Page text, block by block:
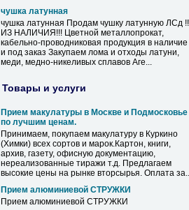
чушка латунная
чушка латунная Продам чушку латунную ЛСд
ИЗ НАЛИЧИЯ!!! Цветной металлопрокат,
кабельно-проводниковая продукция в наличие
и под заказ Закупаем лома и отходы латуни,
меди, медно-никеливых сплавов Аге...
Товары и услуги
Прием макулатуры в Москве и Подмосковье
по лучшим ценам.
Принимаем, покупаем макулатуру в Куркино
(Химки) всех сортов и марок.Картон, книги,
архив, газету, офисную документацию,
нереализованные тиражи т.д. Предлагаем
высокие цены на рынке вторсырья. Оплата
Прием алюминиевой СТРУЖКИ
Прием алюминиевой СТРУЖКИ